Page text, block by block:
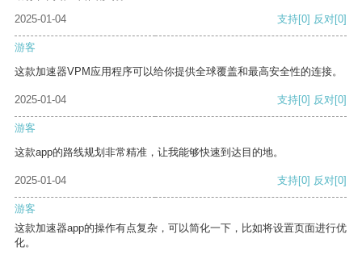
2025-01-04
支持[0] 反对[0]
游客
这款加速器VPM应用程序可以给你提供全球覆盖和最高安全性的连接。
2025-01-04 支持[0] 反对[0]
游客
这款app的路线规划非常精准，让我能够快速到达目的地。
2025-01-04 支持[0] 反对[0]
游客
这款加速器app的操作有点复杂，可以简化一下，比如将设置页面进行优
化。